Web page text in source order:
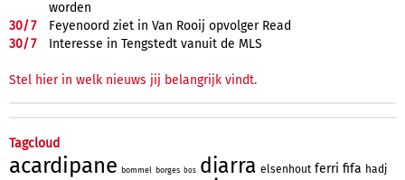
worden
30/7
Feyenoord ziet in Van Rooij opvolger Read
30/7 Interesse in Tengstedt vanuit de MLS
Stel hier in welk nieuws jij belangrijk vindt.
Tagcloud
acardipane bommel borges bos diarra elsenhout ferri fifa hadj